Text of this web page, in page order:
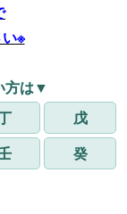
※
方は▼
戊
癸